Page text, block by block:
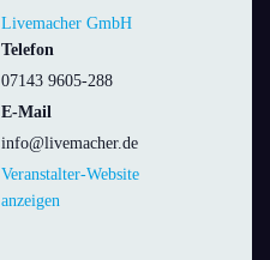
Livemacher GmbH
Telefon
07143 9605-288
E-Mail
info@livemacher.de
Veranstalter-Website
anzeigen